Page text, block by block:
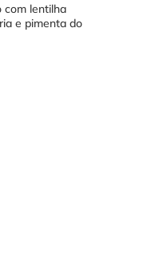
com lentilha
e pimenta do